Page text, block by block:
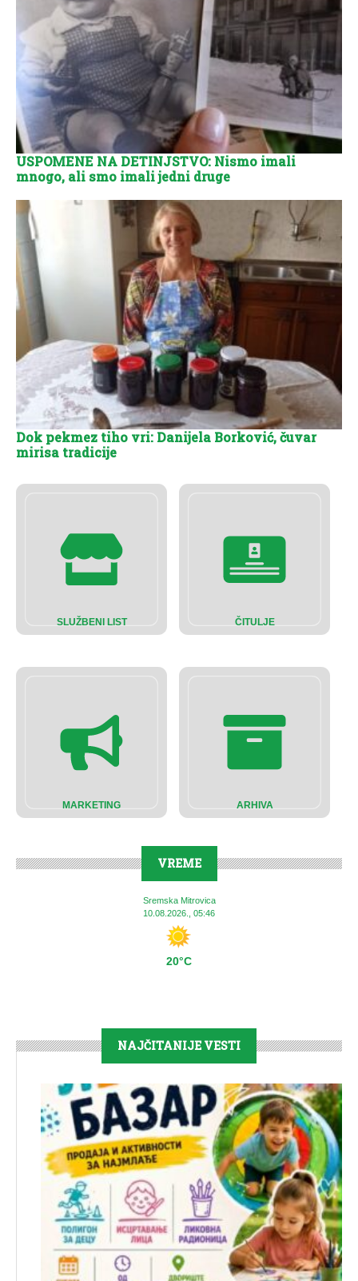
SLUŽBENI LIST ČITULJE
MARKETING ARHIVA
VREME
Sremska Mitrovica
10.08.2026., 05:46
20°C
USPOMENE NA DETINJSTVO: Nismo imali
mnogo, ali smo imali jedni druge
Dok pekmez tiho vri: Danijela Borković, čuvar
mirisa tradicije
NAJČITANIJE VESTI